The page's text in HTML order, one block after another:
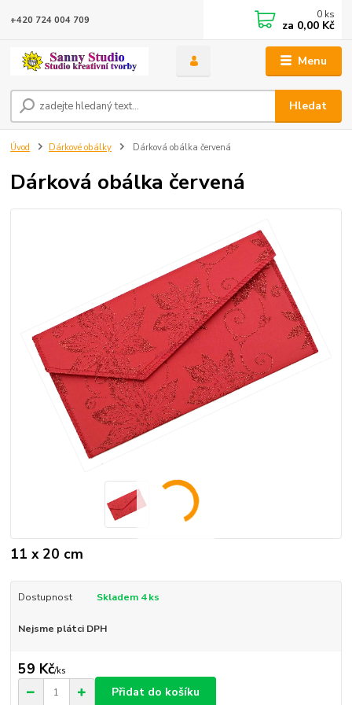
Menu
Hledat
+420 724 004 709 0 ks
za 0,00 Kč
Úvod Dárkové obálky Dárková obálka červená
Dárková obálka červená
11 x 20 cm
Dostupnost Skladem 4 ks
Nejsme plátci DPH
59 Kč/ks
Přidat do košíku